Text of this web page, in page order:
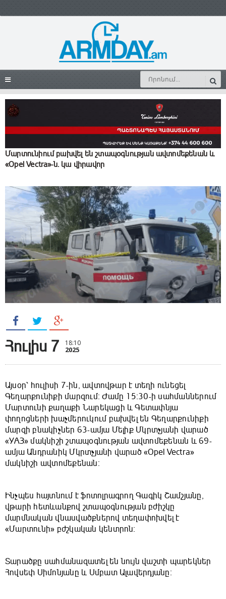
Մարտունիում բախվել են շտապօգնության ավտոմեքենան և
«Opel Vectra»-ն․ կա վիրավոր
Հուլիս 7 18:10
2025
Այսօր՝ հուլիսի 7-ին, ավտովթար է տեղի ունեցել
Գեղարքունիքի մարզում։ Ժամը 15։30-ի սահմաններում
Մարտունի քաղաքի Նարեկացի և Գետափնյա
փողոցների խաչմերուկում բախվել են Գեղարքունիքի
մարզի բնակիչներ 63-ամյա Մելիք Մկրտչյանի վարած
«УАЗ» մակնիշի շտապօգնության ավտոմեքենան և 69-
ամյա Անդրանիկ Մկրտչյանի վարած «Opel Vectra»
մակնիշի ավտոմեքենան։
Ինչպես հայտնում է ֆոտոլրագրող Գագիկ Շամշյանը,
վթարի հետևանքով շտապօգնության բժիշկը
մարմնական վնասվածքներով տեղափոխվել է
«Մարտունի» բժշկական կենտրոն։
Տարածքը սահմանազատել են նույն վաշտի պարեկներ
Հովսեփ Սիմոնյանը և Սմբատ Ալավերդյանը։